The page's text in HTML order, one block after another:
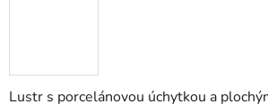
Lustr s porcelánovou úchytkou a